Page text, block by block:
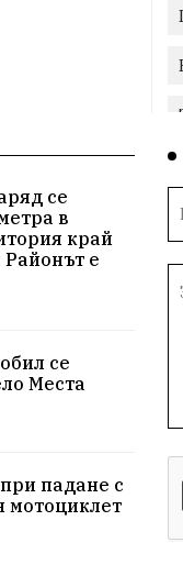
се
в
край
е
се
Места
падане с
мотоциклет